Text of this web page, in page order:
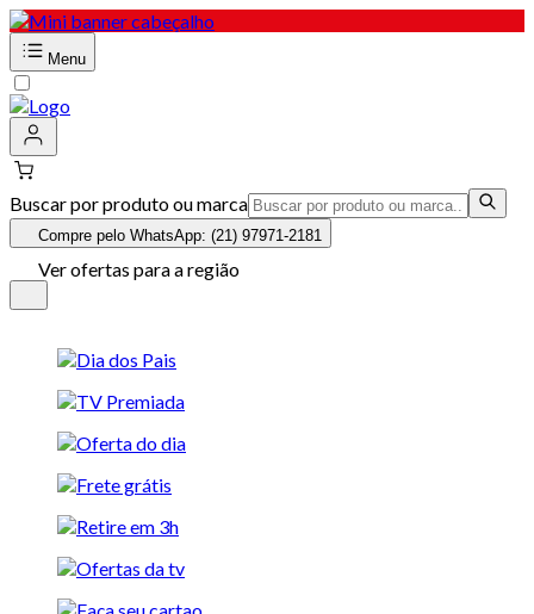
Menu
Buscar por produto ou marca
Compre pelo WhatsApp: (21) 97971-2181
Ver ofertas para a região